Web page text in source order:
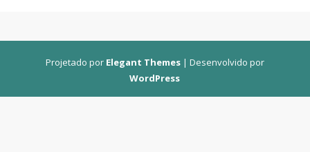
Projetado por Elegant Themes| Desenvolvido por
WordPress